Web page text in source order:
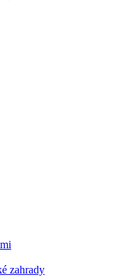
zahrady